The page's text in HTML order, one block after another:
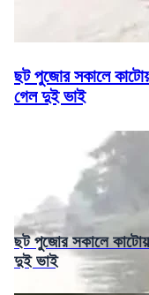
ছট পুজোর সকালে
গেল দুই ভাই
ছট পুজোর সকালে
দুই ভাই